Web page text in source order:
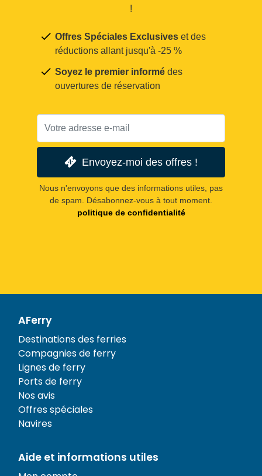
!
Offres Spéciales Exclusives et des
réductions allant jusqu'à -25 %
Soyez le premier informé des
ouvertures de réservation
Envoyez-moi des offres !
Nous n'envoyons que des informations utiles, pas
de spam. Désabonnez-vous à tout moment.
politique de confidentialité
AFerry
Destinations des ferries
Compagnies de ferry
Lignes de ferry
Ports de ferry
Nos avis
Offres spéciales
Navires
Aide et informations utiles